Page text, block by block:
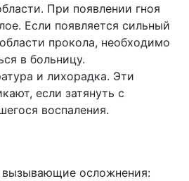
При появлении гноя
Если появляется сильный
прокола, необходимо
в больницу.
и лихорадка. Эти
если затянуть с
воспаления.
осложнения: